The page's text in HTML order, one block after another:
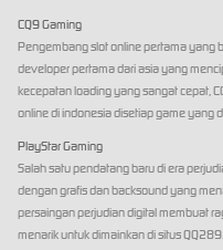
CQ9 Gaming
Pengembang slot online pertama yang
developer pertama dari asia yang
kecepatan loading yang sangat cepat,
online di indonesia disetiap game yang
PlayStar Gaming
Salah satu pendatang baru di era
dengan grafis dan backsound yang
persaingan perjudian digital membuat
menarik untuk dimainkan di situs QQ289.